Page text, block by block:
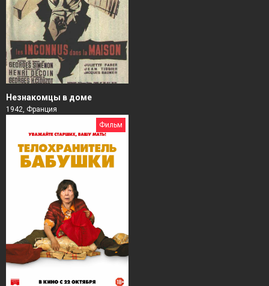
Незнакомцы в доме
1942, Франция
Фильм